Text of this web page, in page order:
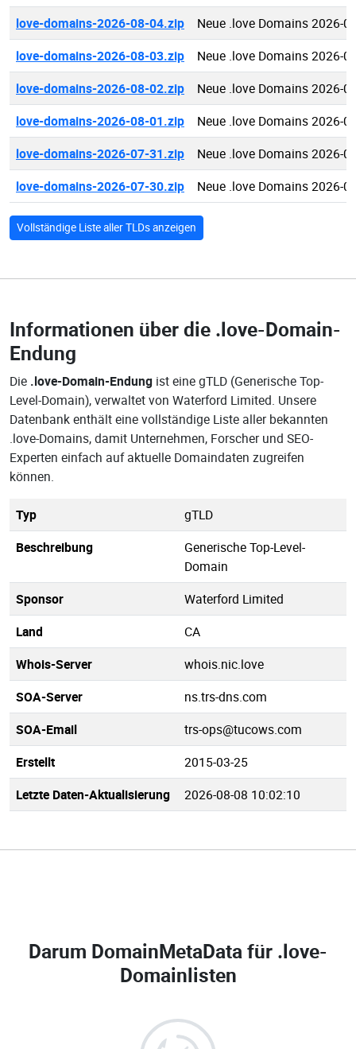
love-domains-2026-08-04.zip
Neue .love Domains 2026-
love-domains-2026-08-03.zip
Neue .love Domains 2026-
love-domains-2026-08-02.zip
Neue .love Domains 2026-
love-domains-2026-08-01.zip
Neue .love Domains 2026-
love-domains-2026-07-31.zip
Neue .love Domains 2026-
love-domains-2026-07-30.zip
Neue .love Domains 2026-
Vollständige Liste aller TLDs anzeigen
Informationen über die .love-Domain-
Endung
Die .love-Domain-Endung ist eine gTLD (Generische Top-
Level-Domain), verwaltet von Waterford Limited. Unsere
Datenbank enthält eine vollständige Liste aller bekannten
.love-Domains, damit Unternehmen, Forscher und SEO-
Experten einfach auf aktuelle Domaindaten zugreifen
können.
Typ
gTLD
Beschreibung
Generische Top-Level-
Domain
Sponsor
Waterford Limited
Land
CA
Whois-Server
whois.nic.love
SOA-Server
ns.trs-dns.com
SOA-Email
trs-ops@tucows.com
Erstellt
2015-03-25
Letzte Daten-Aktualisierung
2026-08-08 10:02:10
Darum DomainMetaData für .love-
Domainlisten